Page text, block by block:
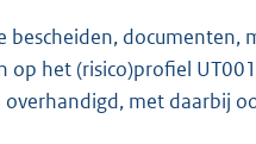
documenten,
het (risico)profiel
met daarbij